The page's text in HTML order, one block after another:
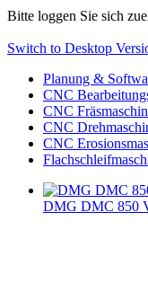
Bitte loggen Sie sich
Switch to Desktop
Planung &
CNC
CNC
CNC
CNC
DMG DMC 850